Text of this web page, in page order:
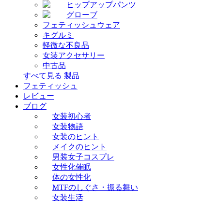
ヒップアップパンツ
グローブ
フェティッシュウェア
キグルミ
軽微な不良品
女装アクセサリー
中古品
すべて見る 製品
フェティッシュ
レビュー
ブログ
女装初心者
女装物語
女装のヒント
メイクのヒント
男装女子コスプレ
女性化催眠
体の女性化
MTFのしぐさ・振る舞い
女装生活